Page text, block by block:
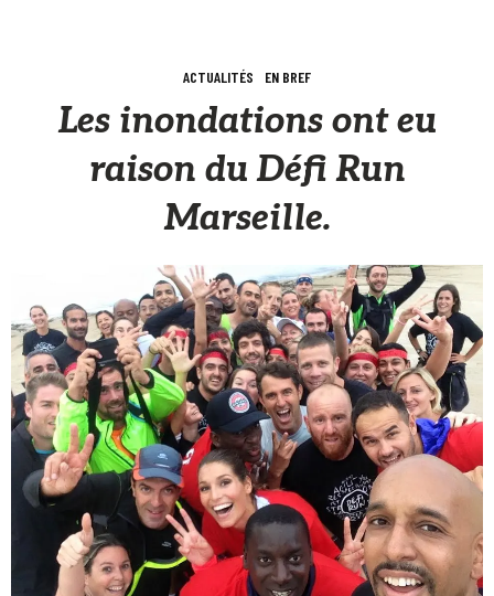
ACTUALITÉS EN BREF
Les inondations ont eu
raison du Défi Run
Marseille.